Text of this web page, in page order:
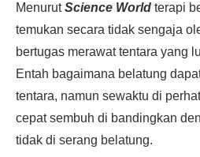
Menurut Science World terapi
temukan secara tidak sengaja
bertugas merawat tentara yang
Entah bagaimana belatung
tentara, namun sewaktu di
cepat sembuh di bandingkan
tidak di serang belatung.